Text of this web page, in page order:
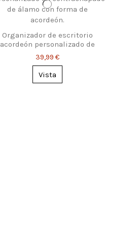
Organizador de escritorio
acordeón personalizado de
madera – Portalápices y
porta-notas
39,99 €
Vista